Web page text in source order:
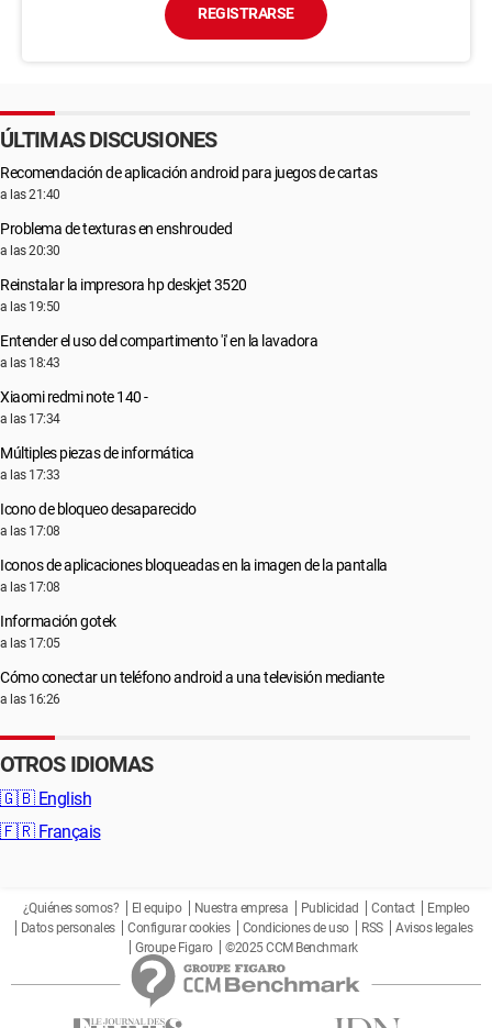
REGISTRARSE
ÚLTIMAS DISCUSIONES
Recomendación de aplicación android para juegos de cartas
a las 21:40
Problema de texturas en enshrouded
a las 20:30
Reinstalar la impresora hp deskjet 3520
a las 19:50
Entender el uso del compartimento 'i' en la lavadora
a las 18:43
Xiaomi redmi note 140 -
a las 17:34
Múltiples piezas de informática
a las 17:33
Icono de bloqueo desaparecido
a las 17:08
Iconos de aplicaciones bloqueadas en la imagen de la pantalla
a las 17:08
Información gotek
a las 17:05
Cómo conectar un teléfono android a una televisión mediante
a las 16:26
OTROS IDIOMAS
🇬🇧 English
🇫🇷 Français
¿Quiénes somos? El equipo Nuestra empresa Publicidad Contact
Empleo
Datos personales
Configurar cookies Condiciones de uso RSS
Avisos legales
Groupe Figaro
©2025 CCM Benchmark